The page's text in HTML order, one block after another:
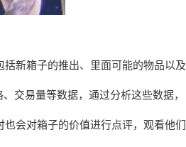
新箱子的推出、里面可能的物品以及
交易量等数据，通过分析这些数据，
会对箱子的价值进行点评，观看他们